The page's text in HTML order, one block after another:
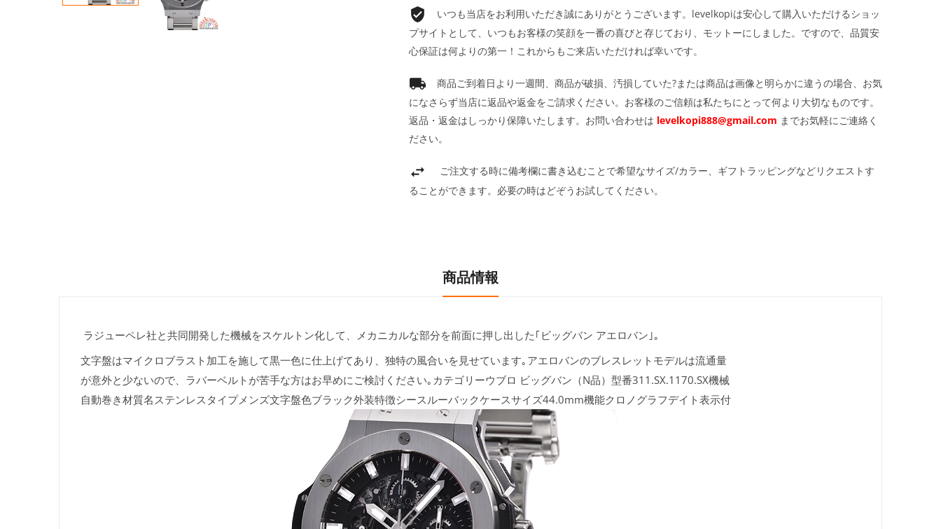
いつも当店をお利用いただき誠にありがとうございます。levelkopiは安心して購入いただけるショッ
プサイトとして、いつもお客様の笑顔を一番の喜びと存じており、モットーにしました。ですので、品質安
心保証は何よりの第一！これからもご来店いただければ幸いです。
商品ご到着日より一週間、商品が破損、汚損していた?または商品は画像と明らかに違うの場合、お気
になさらず当店に返品や返金をご請求ください。お客様のご信頼は私たちにとって何より大切なものです。
返品・返金はしっかり保障いたします。お問い合わせは levelkopi888@gmail.com までお気軽にご連絡く
ださい。
ご注文する時に備考欄に書き込むことで希望なサイズ/カラー、ギフトラッピングなどリクエストす
ることができます。必要の時はどぞうお試してください。
商品情報
ラジューペレ社と共同開発した機械をスケルトン化して、メカニカルな部分を前面に押し出した｢ビッグバン アエロバン｣｡
文字盤はマイクロブラスト加工を施して黒一色に仕上げてあり、独特の風合いを見せています｡アエロバンのブレスレットモデルは流通量
が意外と少ないので、ラバーベルトが苦手な方はお早めにご検討ください｡カテゴリーウブロ ビッグバン（N品）型番311.SX.1170.SX機械
自動巻き材質名ステンレスタイプメンズ文字盤色ブラック外装特徴シースルーバックケースサイズ44.0mm機能クロノグラフデイト表示付